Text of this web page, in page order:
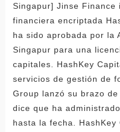
Singapur] Jinse Finance
financiera encriptada
ha sido aprobada por la
Singapur para una
capitales. HashKey
servicios de gestión de
Group lanzó su brazo
dice que ha
hasta la fecha.